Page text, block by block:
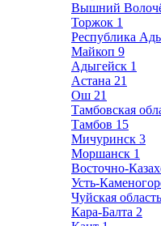
Вышний
Торжок 1
Республика
Майкоп 9
Адыгейск 1
Астана 21
Ош 21
Тамбовская
Тамбов 15
Мичуринск 3
Моршанск 1
Восточно-
Усть-
Чуйская область
Кара-Балта 2